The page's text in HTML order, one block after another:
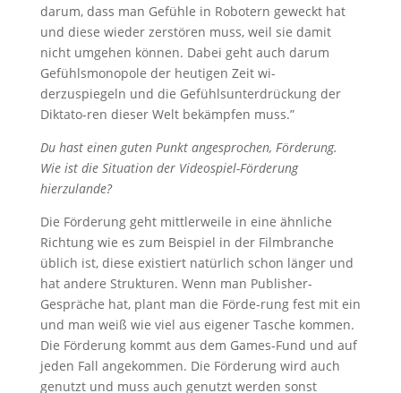
darum, dass man Gefühle in Robotern geweckt hat
und diese wieder zerstören muss, weil sie damit
nicht umgehen können. Dabei geht auch darum
Gefühlsmonopole der heutigen Zeit wi-
derzuspiegeln und die Gefühlsunterdrückung der
Diktato-ren dieser Welt bekämpfen muss.”
Du hast einen guten Punkt angesprochen, Förderung.
Wie ist die Situation der Videospiel-Förderung
hierzulande?
Die Förderung geht mittlerweile in eine ähnliche
Richtung wie es zum Beispiel in der Filmbranche
üblich ist, diese existiert natürlich schon länger und
hat andere Strukturen. Wenn man Publisher-
Gespräche hat, plant man die Förde-rung fest mit ein
und man weiß wie viel aus eigener Tasche kommen.
Die Förderung kommt aus dem Games-Fund und auf
jeden Fall angekommen. Die Förderung wird auch
genutzt und muss auch genutzt werden sonst